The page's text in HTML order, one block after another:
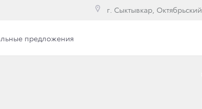
г. Сыктывкар,
предложения